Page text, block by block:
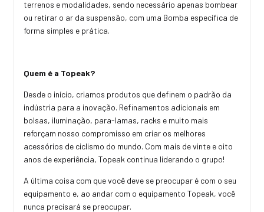
terrenos e modalidades, sendo necessário apenas bombear
ou retirar o ar da suspensão, com uma Bomba específica de
forma simples e prática.
Quem é a Topeak?
Desde o início, criamos produtos que definem o padrão da
indústria para a inovação. Refinamentos adicionais em
bolsas, iluminação, para-lamas, racks e muito mais
reforçam nosso compromisso em criar os melhores
acessórios de ciclismo do mundo. Com mais de vinte e oito
anos de experiência, Topeak continua liderando o grupo!
A última coisa com que você deve se preocupar é com o seu
equipamento e, ao andar com o equipamento Topeak, você
nunca precisará se preocupar.